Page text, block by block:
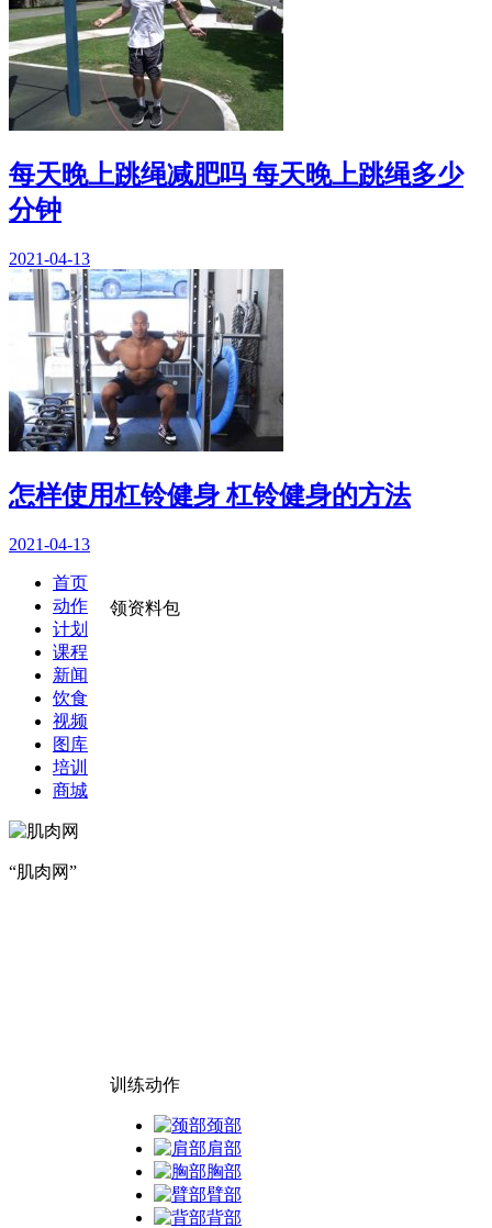
每天晚上跳绳减肥吗 每天晚上跳绳多少
分钟
2021-04-13
怎样使用杠铃健身 杠铃健身的方法
2021-04-13
领资料包
训练动作
颈部
肩部
胸部
臂部
背部
首页
动作
计划
课程
新闻
饮食
视频
图库
培训
商城
“肌肉网”